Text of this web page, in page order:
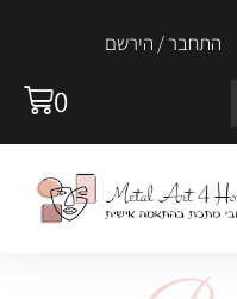
התחבר / הירשם
0